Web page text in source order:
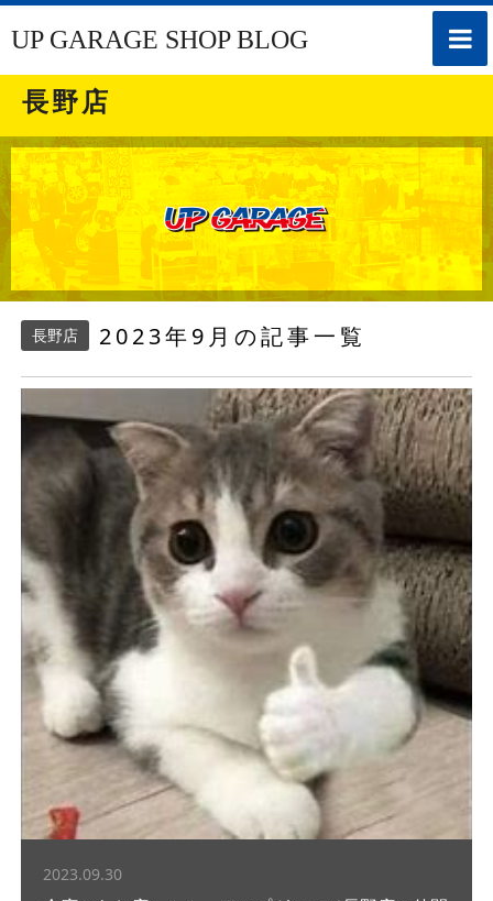
toggle
UP GARAGE SHOP BLOG
長野店
長野店 2023年9月の記事一覧
2023.09.30